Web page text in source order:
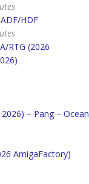
HDF
RTG (2026
– Pang – Ocean
AmigaFactory)